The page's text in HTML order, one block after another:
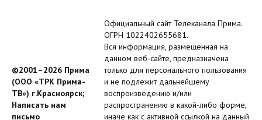
©2001–2026 Прима
(ООО «ТРК Прима-
ТВ») г.Красноярск;
Написать нам
письмо
Официальный сайт Телеканала Прима.
ОГРН 1022402655681.
Вся информация, размещенная на
данном веб-сайте, предназначена
только для персонального пользования
и не подлежит дальнейшему
воспроизведению и/или
распространению в какой-либо форме,
иначе как с активной ссылкой на данный